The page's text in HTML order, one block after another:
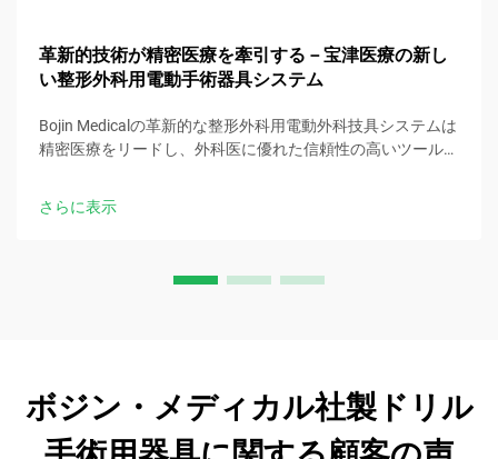
革新的技術が精密医療を牽引する－宝津医療の新し
い整形外科用電動手術器具システム
Bojin Medicalの革新的な整形外科用電動外科技具システムは
精密医療をリードし、外科医に優れた信頼性の高いツールを
さらに表示
ボジン・メディカル社製ドリル